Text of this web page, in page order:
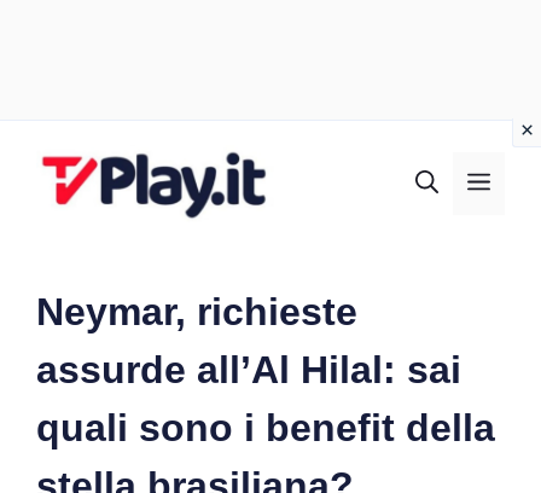
Neymar, richieste
assurde all’Al Hilal: sai
quali sono i benefit della